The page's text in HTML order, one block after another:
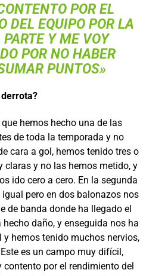
POR EL
DEL EQUIPO POR LA
Y ME VOY
POR NO HABER
PUNTOS»
hemos hecho una de las
de toda la temporada y no
cara a gol, hemos tenido tres o
claras y no las hemos metido, y
ido cero a cero. En la segunda
pero en dos balonazos nos
de banda donde ha llegado el
daño, y enseguida nos ha
y hemos tenido muchos nervios,
es un campo muy difícil,
contento por el rendimiento del